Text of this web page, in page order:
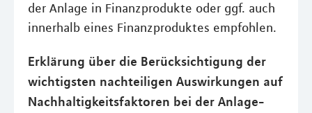
der Anlage in Finanzprodukte oder ggf. auch
innerhalb eines Finanzproduktes empfohlen.
Erklärung über die Berücksichtigung der
wichtigsten nachteiligen Auswirkungen auf
Nachhaltigkeitsfaktoren bei der Anlage-